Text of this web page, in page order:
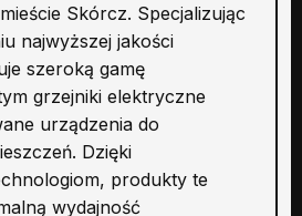
Skórcz. Specjalizując
najwyższej jakości
szeroką gamę
grzejniki elektryczne
urządzenia do
Dzięki
produkty te
wydajność